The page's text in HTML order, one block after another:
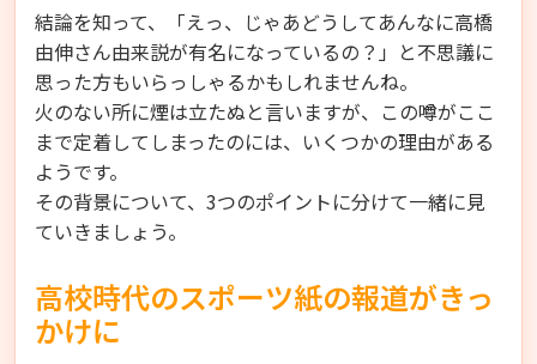
結論を知って、「えっ、じゃあどうしてあんなに高橋
由伸さん由来説が有名になっているの？」と不思議に
思った方もいらっしゃるかもしれませんね。
火のない所に煙は立たぬと言いますが、この噂がここ
まで定着してしまったのには、いくつかの理由がある
ようです。
その背景について、3つのポイントに分けて一緒に見
ていきましょう。
高校時代のスポーツ紙の報道がきっ
かけに